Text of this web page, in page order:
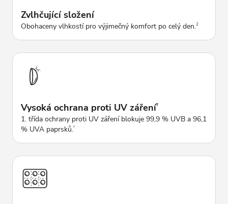
Zvlhčující složení
Obohaceny vlhkostí pro výjimečný komfort po celý den.2
Vysoká ochrana proti UV záření†
1. třída ochrany proti UV záření blokuje 99,9 % UVB a 96,1
% UVA paprsků.†